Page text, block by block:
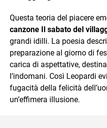
Questa teoria del piacere
canzone Il sabato del
grandi idilli. La poesia
preparazione al giorno di
carica di aspettative,
l’indomani. Così Leopardi
fugacità della felicità
un’effimera illusione.